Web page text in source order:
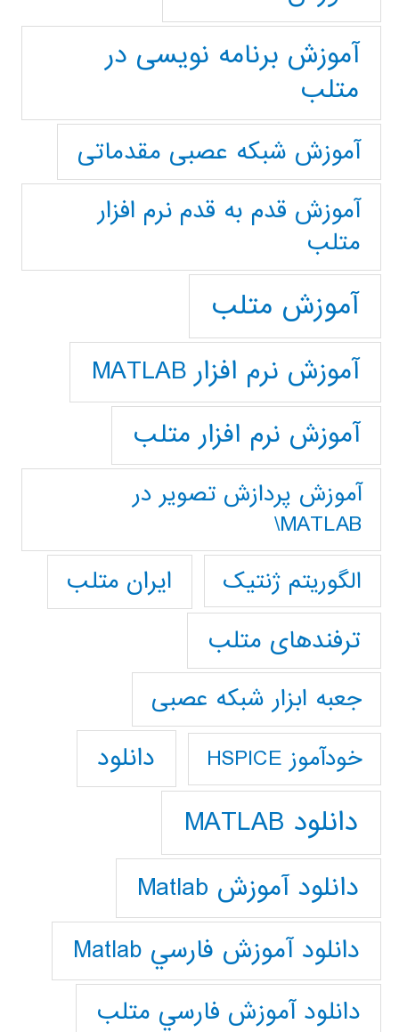
آموزش برنامه نویسی در
متلب
آموزش شبکه عصبی مقدماتی
آموزش قدم به قدم نرم افزار
متلب
آموزش متلب
آموزش نرم افزار MATLAB
آموزش نرم افزار متلب
آموزش پردازش تصوير در
MATLAB\
الگوریتم ژنتیک
ایران متلب
ترفندهای متلب
جعبه ابزار شبکه عصبی
خودآموز HSPICE دانلود
دانلود MATLAB
دانلود آموزش Matlab
دانلود آموزش فارسي Matlab
دانلود آموزش فارسي متلب